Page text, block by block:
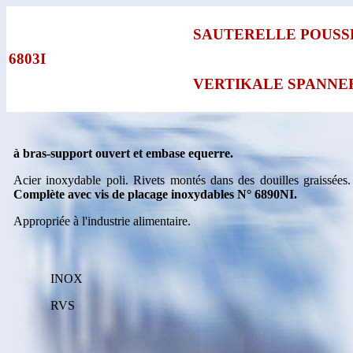
6803I
SAUTERELLE
VERTIKALE
à bras-support ouvert et embase equerre.
Acier inoxydable poli. Rivets montés dans des douilles graissées.
Complète avec vis de placage inoxydables N° 6890NI.
Appropriée à l'industrie alimentaire.
INOX
RVS